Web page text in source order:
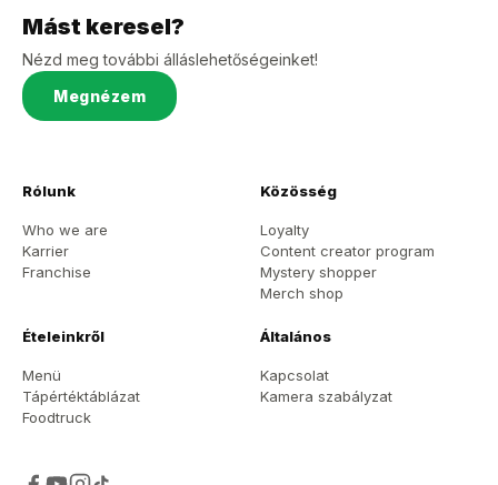
Mást keresel?
Nézd meg további álláslehetőségeinket!
Megnézem
Rólunk
Who we are
Karrier
Franchise
Közösség
Loyalty
Content creator program
Mystery shopper
Merch shop
Ételeinkről
Menü
Tápértéktáblázat
Foodtruck
Általános
Kapcsolat
Kamera szabályzat